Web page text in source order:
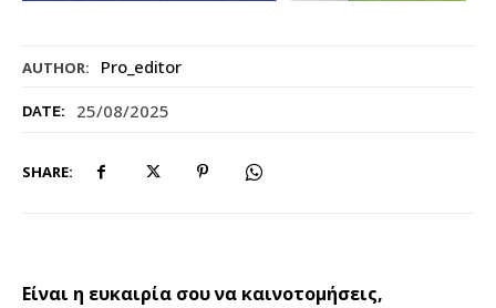
AUTHOR: Pro_editor
DATE: 25/08/2025
SHARE:
Είναι η ευκαιρία σου να καινοτομήσεις,